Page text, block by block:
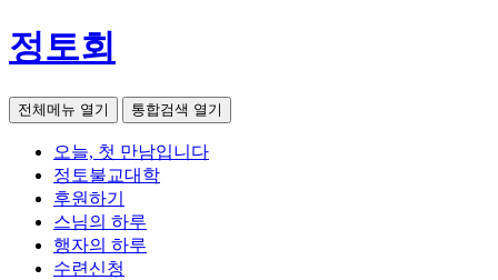
정토회
전체메뉴 열기 통합검색 열기
오늘, 첫 만남입니다
정토불교대학
후원하기
스님의 하루
행자의 하루
수련신청